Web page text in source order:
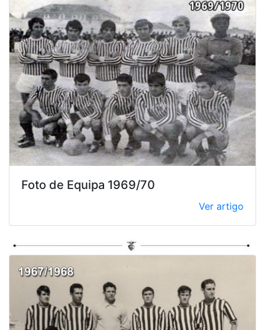
Foto de Equipa 1969/70
Ver artigo